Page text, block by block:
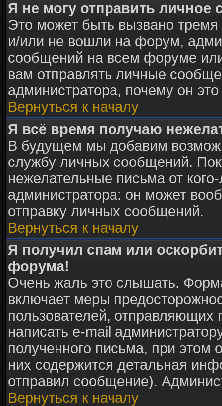
Я не могу отправить личное
Это может быть вызвано
и/или не вошли на форум,
сообщений на всем форуме
вам отправлять личные
администратора, почему он
Вернуться к началу
Я всё время получаю
В будущем мы добавим
службу личных сообщений.
нежелательные письма от
администратора: он может
отправку личных сообщений.
Вернуться к началу
Я получил спам или
форума!
Очень жаль это слышать.
включает меры
пользователей,
написать e-mail
полученного письма, при этом
них содержится детальная
отправил сообщение).
Вернуться к началу